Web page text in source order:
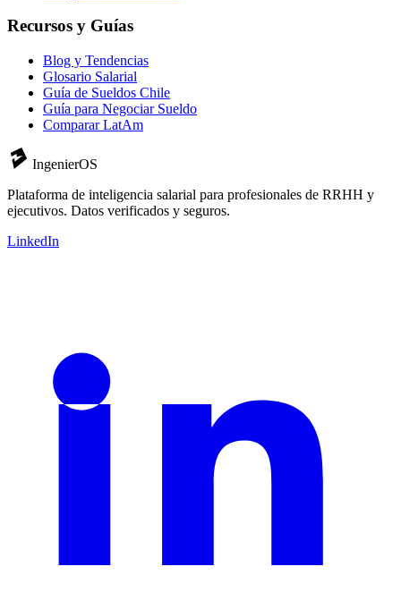
Recursos y Guías
Blog y Tendencias
Glosario Salarial
Guía de Sueldos Chile
Guía para Negociar Sueldo
Comparar LatAm
IngenierOS
Plataforma de inteligencia salarial para profesionales de RRHH y
ejecutivos. Datos verificados y seguros.
LinkedIn